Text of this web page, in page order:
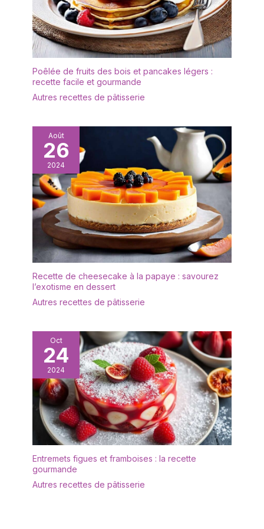
exposer bijoux, figurines
ou objets de collection
dans le salon, ou encore
comme range-épices
dans la cuisine. Cette
étagère en bois s’adapte
aussi bien aux
appartements, bureaux,
mariages. 【Stabilité,
durabilité et caractère
naturel】 Fabriquée en
bois massif robuste avec
des renforts au niveau
des étagères et un
système d’emboîtement
précis pour une grande
stabilité et capacité de
charge. La surface
présente une texture
naturelle avec des traces
de travail visibles –
Nettoyable avec un
nécessaire. 【Charme
rustique naturel pour une
ambiance chaleureuse】
Réalisée en bois brut non
traité, avec un veinage
apparent et des
caractéristiques
naturelles (fins cernes
annuels ou légères
irrégularités) qui
apportent une touche
forme en gradins permet
Poêlée de fruits des bois et pancakes légers :
recette facile et gourmande
Autres recettes de pâtisserie
Août
26
2024
Recette de cheesecake à la papaye : savourez
l’exotisme en dessert
Autres recettes de pâtisserie
Oct
24
2024
Entremets figues et framboises : la recette
gourmande
Autres recettes de pâtisserie